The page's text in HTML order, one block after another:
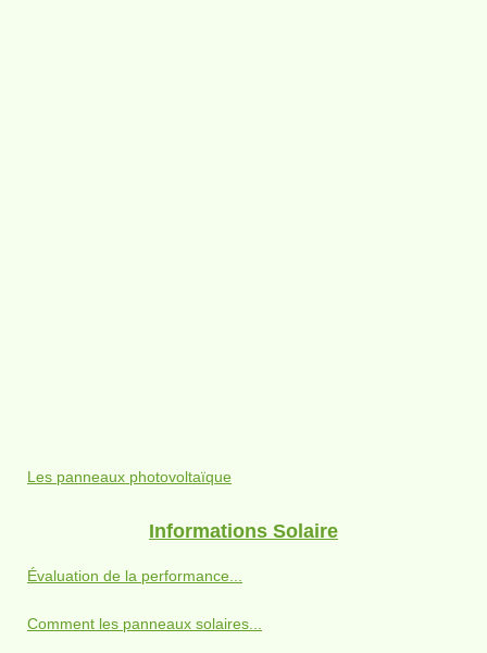
Les panneaux photovoltaïque
Informations Solaire
Évaluation de la performance...
Comment les panneaux solaires...